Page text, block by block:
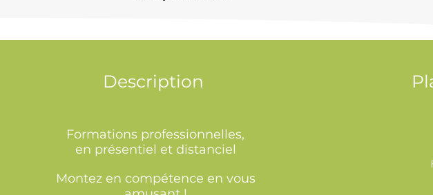
Description
Formations professionnelles,
en présentiel et distanciel
Montez en compétence en vous